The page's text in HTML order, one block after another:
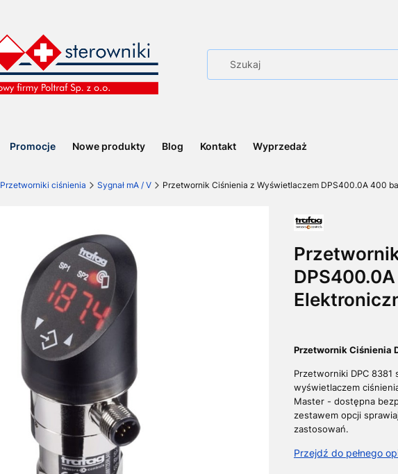
Promocje Nowe produkty Blog Kontakt Wyprzedaż
Przetworniki ciśnienia Sygnał mA / V Przetwornik Ciśnienia z Wyświetlaczem DPS400.0A 400
Przetwornik Ciśnienia
Przetworniki DPC 8381
wyświetlaczem
Master - dostępna
zestawem opcji
zastosowań.
Przejdź do pełnego